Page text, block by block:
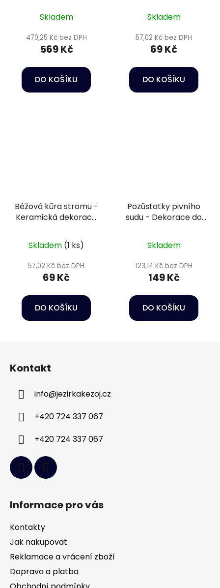
Skladem
470,25 Kč bez DPH
569 Kč
DO KOŠÍKU
Skladem
57,02 Kč bez DPH
69 Kč
DO KOŠÍKU
Béžová kůra stromu -
Keramická dekorace
Skladem (1 ks)
57,02 Kč bez DPH
69 Kč
DO KOŠÍKU
Pozůstatky pivního
sudu - Dekorace do
Skladem
123,14 Kč bez DPH
149 Kč
DO KOŠÍKU
Kontakt
info@jezirkakezoj.cz
+420 724 337 067
+420 724 337 067
Informace pro vás
Kontakty
Jak nakupovat
Reklamace a vrácení zboží
Doprava a platba